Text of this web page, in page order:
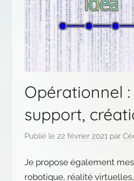
Opérationnel
support,
Publié le 22 février 2021 par
Je propose également
robotique, réalité